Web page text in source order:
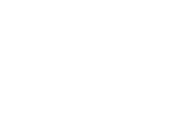
なユーザーです
た実績があります
があります